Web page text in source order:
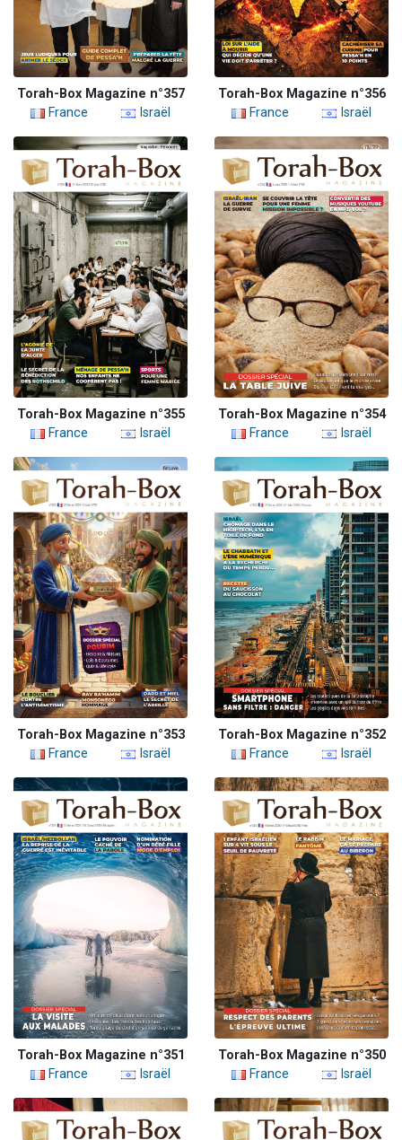
Torah-Box Magazine n°357
France
Israël
Torah-Box Magazine n°356
France
Israël
Torah-Box Magazine n°355
France
Israël
Torah-Box Magazine n°354
France
Israël
Torah-Box Magazine n°353
France
Israël
Torah-Box Magazine n°352
France
Israël
Torah-Box Magazine n°351
France
Israël
Torah-Box Magazine n°350
France
Israël